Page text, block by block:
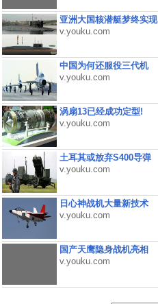
亚洲大国核潜艇梦终实现
v.youku.com
中国为何还服役三代机
v.youku.com
涡扇13已经成功定型!
v.youku.com
土耳其或放弃S400导弹
v.youku.com
日心神战机大量新技术
v.youku.com
国产天鹰隐身战机亮相
v.youku.com